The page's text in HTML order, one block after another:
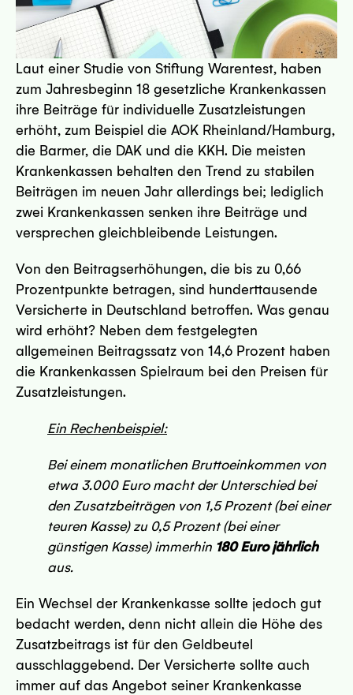
Laut einer Studie von Stiftung Warentest, haben
zum Jahresbeginn 18 gesetzliche Krankenkassen
ihre Beiträge für individuelle Zusatzleistungen
erhöht, zum Beispiel die AOK Rheinland/Hamburg,
die Barmer, die DAK und die KKH. Die meisten
Krankenkassen behalten den Trend zu stabilen
Beiträgen im neuen Jahr allerdings bei; lediglich
zwei Krankenkassen senken ihre Beiträge und
versprechen gleichbleibende Leistungen.
Von den Beitragserhöhungen, die bis zu 0,66
Prozentpunkte betragen, sind hunderttausende
Versicherte in Deutschland betroffen. Was genau
wird erhöht? Neben dem festgelegten
allgemeinen Beitragssatz von 14,6 Prozent haben
die Krankenkassen Spielraum bei den Preisen für
Zusatzleistungen.
Ein Rechenbeispiel:
Bei einem monatlichen Bruttoeinkommen von
etwa 3.000 Euro macht der Unterschied bei
den Zusatzbeiträgen von 1,5 Prozent (bei einer
teuren Kasse) zu 0,5 Prozent (bei einer
günstigen Kasse) immerhin 180 Euro jährlich
aus.
Ein Wechsel der Krankenkasse sollte jedoch gut
bedacht werden, denn nicht allein die Höhe des
Zusatzbeitrags ist für den Geldbeutel
ausschlaggebend. Der Versicherte sollte auch
immer auf das Angebot seiner Krankenkasse
Dresden
45127 Essen